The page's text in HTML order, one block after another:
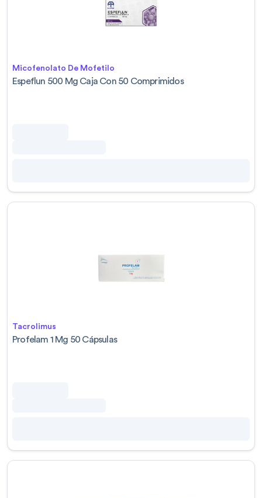
Micofenolato De Mofetilo
Espeflun 500 Mg Caja Con 50 Comprimidos
Tacrolimus
Profelam 1 Mg 50 Cápsulas